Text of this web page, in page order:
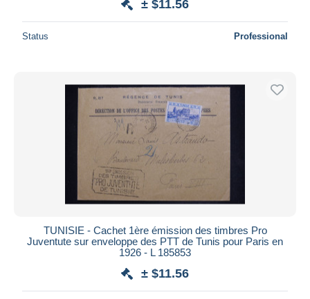
± $11.56
Status Professional
TUNISIE - Cachet 1ère émission des timbres Pro
Juventute sur enveloppe des PTT de Tunis pour Paris en
1926 - L 185853
± $11.56